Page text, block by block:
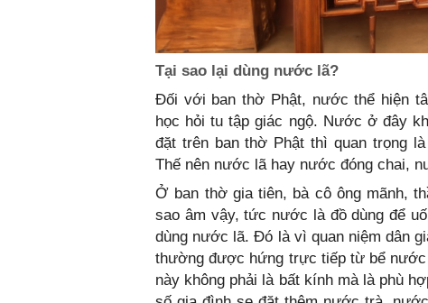
Tại sao lại dùng nước lã?
Đối với ban thờ Phật, nước thể hiện
học hỏi tu tập giác ngộ. Nước ở đây
đặt trên ban thờ Phật thì quan trọng
Thế nên nước lã hay nước đóng chai,
Ở ban thờ gia tiên, bà cô ông mãnh,
sao âm vậy, tức nước là đồ dùng để
dùng nước lã. Đó là vì quan niệm dân
thường được hứng trực tiếp từ bể
này không phải là bất kính mà là phù